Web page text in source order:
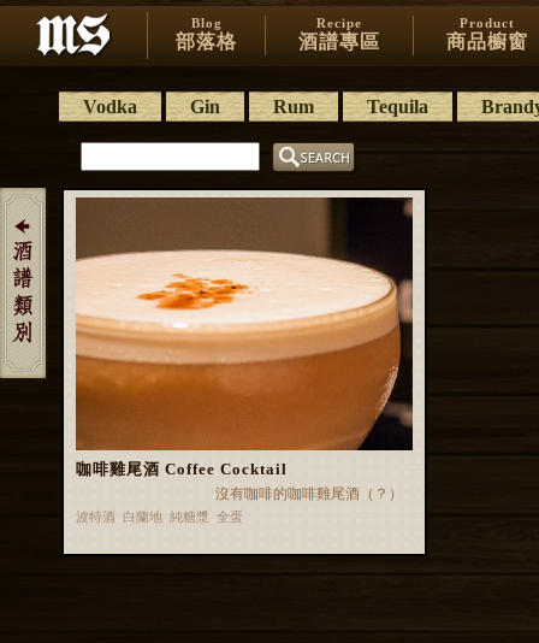
Blog
部落格
Recipe
酒譜專區
Product
商品櫥窗
Vodka Gin Rum Tequila
咖啡雞尾酒 Coffee Cocktail
沒有咖啡的咖啡雞尾酒（？）
波特酒 白蘭地 純糖漿 全蛋